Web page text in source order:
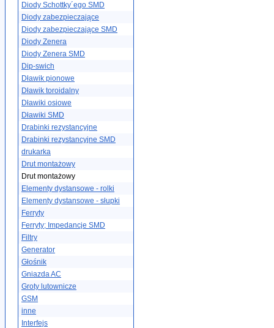
Diody Schottky´ego SMD
Diody zabezpieczające
Diody zabezpieczające SMD
Diody Zenera
Diody Zenera SMD
Dip-swich
Dławik pionowe
Dławik toroidalny
Dławiki osiowe
Dławiki SMD
Drabinki rezystancyjne
Drabinki rezystancyjne SMD
drukarka
Drut montażowy
Drut montażowy
Elementy dystansowe - rolki
Elementy dystansowe - słupki
Ferryty
Ferryty; Impedancje SMD
Filtry
Generator
Głośnik
Gniazda AC
Groty lutownicze
GSM
inne
Interfejs